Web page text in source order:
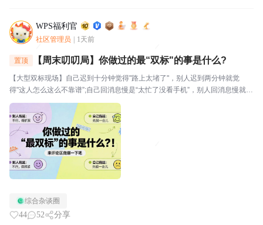
WPS福利官
社区管理员 1天前
置顶 【周末叨叨局】你做过的最“双标"的事是什么?
【大型双标现场】自己迟到十分钟觉得"路上太堵了"，别人迟到两分钟就觉
得"这人怎么这么不靠谱”;自己回消息慢是“太忙了没看手机”，别人回消息慢就是
“故意不回我吧”🔥玩法："我对自己___________,但对别人__________。我就
是这么双标。评论区坦...
综合杂谈圈
44 52 分享